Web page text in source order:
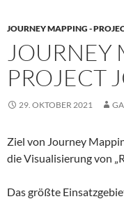
JOURNEY MAPPING -
JOURNEY
PROJECT
29. OKTOBER 2021
Ziel von Journey
die Visualisierung von
Das größte